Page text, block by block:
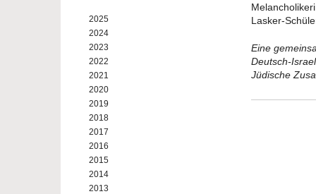
2025
2024
2023
2022
2021
2020
2019
2018
2017
2016
2015
2014
2013
Lasker-
Eine
Deutsch-
Jüdische